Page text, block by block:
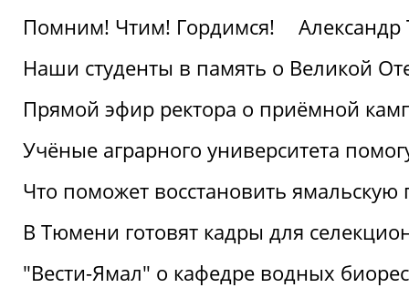
Помним! Чтим! Гордимся!
Наши студенты в память о Великой
Прямой эфир ректора о приёмной
Учёные аграрного университета
Что поможет восстановить ямальскую
В Тюмени готовят кадры для
"Вести-Ямал" о кафедре водных